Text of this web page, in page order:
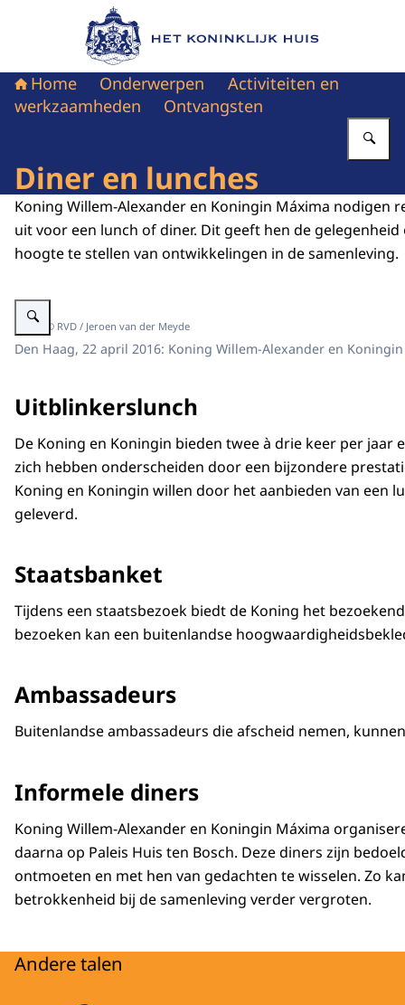
Naar de homepage van Het Koninklijk Huis
Home Onderwerpen
Activiteiten en
werkzaamheden
Ontvangsten
Diner en lunches
Koning Willem-Alexander en Koningin Máxima nodigen
uit voor een lunch of diner. Dit geeft hen de gelegenheid
hoogte te stellen van ontwikkelingen in de samenleving.
Vergroot afbeelding ""
Beeld: © RVD / Jeroen van der Meyde
Den Haag, 22 april 2016: Koning Willem-Alexander en
Uitblinkerslunch
De Koning en Koningin bieden twee à drie keer per
zich hebben onderscheiden door een bijzondere
Koning en Koningin willen door het aanbieden van een
geleverd.
Staatsbanket
Tijdens een staatsbezoek biedt de Koning het
bezoeken kan een buitenlandse
Ambassadeurs
Buitenlandse ambassadeurs die afscheid nemen,
Informele diners
Koning Willem-Alexander en Koningin Máxima
daarna op Paleis Huis ten Bosch. Deze diners zijn
ontmoeten en met hen van gedachten te wisselen. Zo
betrokkenheid bij de samenleving verder vergroten.
Andere talen